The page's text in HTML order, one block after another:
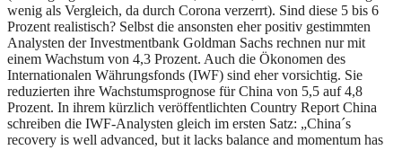
wenig als Vergleich, da durch Corona verzerrt). Sind diese 5 bis 6
Prozent realistisch? Selbst die ansonsten eher positiv gestimmten
Analysten der Investmentbank Goldman Sachs rechnen nur mit
einem Wachstum von 4,3 Prozent. Auch die Ökonomen des
Internationalen Währungsfonds (IWF) sind eher vorsichtig. Sie
reduzierten ihre Wachstumsprognose für China von 5,5 auf 4,8
Prozent. In ihrem kürzlich veröffentlichten Country Report China
schreiben die IWF-Analysten gleich im ersten Satz: „China´s
recovery is well advanced, but it lacks balance and momentum has